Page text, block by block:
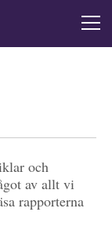
och
av allt vi
rapporterna